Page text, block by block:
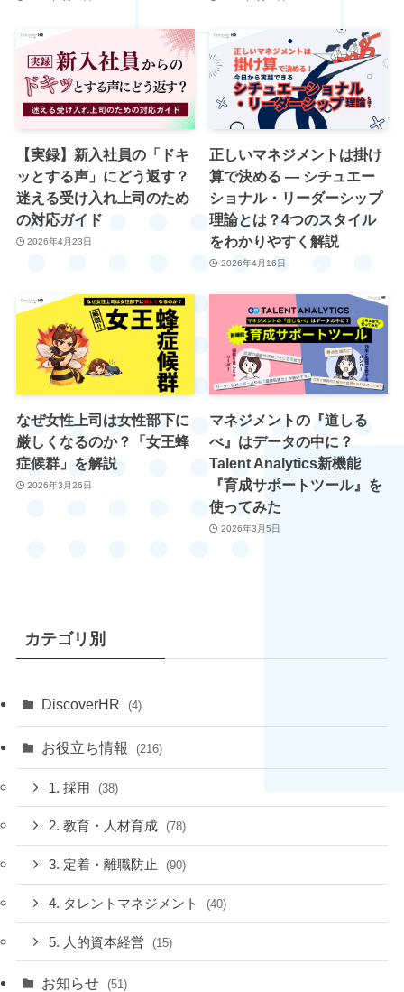
【実録】新入社員の「ドキ
ッとする声」にどう返す？
迷える受け入れ上司のため
の対応ガイド
2026年4月23日
正しいマネジメントは掛け
算で決める ― シチュエー
ショナル・リーダーシップ
理論とは？4つのスタイル
をわかりやすく解説
2026年4月16日
なぜ女性上司は女性部下に
厳しくなるのか？「女王蜂
症候群」を解説
2026年3月26日
マネジメントの『道しる
べ』はデータの中に？
Talent Analytics新機能
『育成サポートツール』を
使ってみた
2026年3月5日
カテゴリ別
DiscoverHR (4)
お役立ち情報 (216)
1. 採用 (38)
2. 教育・人材育成 (78)
3. 定着・離職防止 (90)
4. タレントマネジメント (40)
5. 人的資本経営 (15)
お知らせ (51)